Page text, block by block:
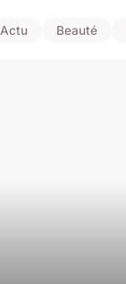
Actu Beauté